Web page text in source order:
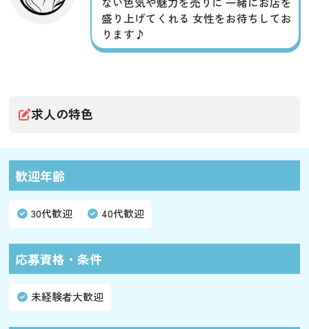
盛り上げてくれる 女性をお待ちしてお
ります♪
求人の特色
歓迎年齢
30代歓迎 40代歓迎
応募資格・条件
未経験者大歓迎